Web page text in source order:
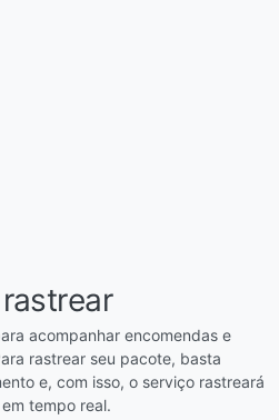
acompanhar encomendas e
rastrear seu pacote, basta
e, com isso, o serviço rastreará
tempo real.